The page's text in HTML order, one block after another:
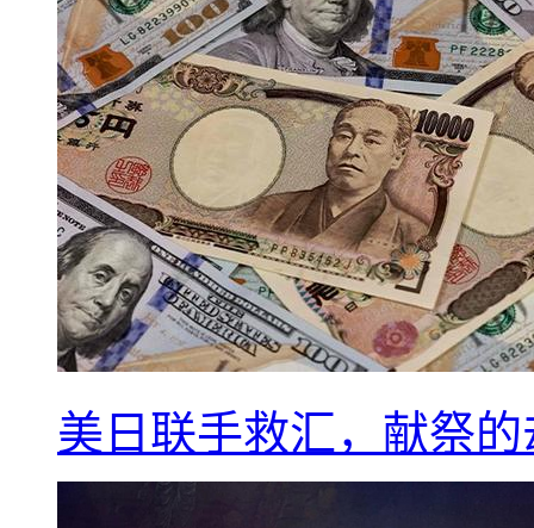
美日联手救汇，献祭